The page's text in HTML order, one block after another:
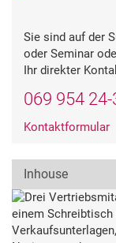
Sie sind auf der
oder Seminar
Ihr direkter
069 954
Kontaktformular
Inhouse